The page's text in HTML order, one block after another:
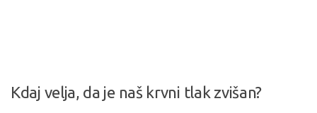
Kdaj velja, da je naš krvni tlak zvišan?